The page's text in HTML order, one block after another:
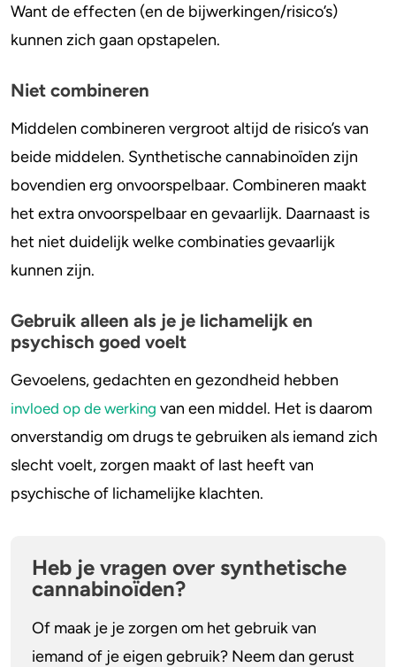
Want de effecten (en de bijwerkingen/risico’s)
kunnen zich gaan opstapelen.
Niet combineren
Middelen combineren vergroot altijd de risico’s van
beide middelen. Synthetische cannabinoïden zijn
bovendien erg onvoorspelbaar. Combineren maakt
het extra onvoorspelbaar en gevaarlijk. Daarnaast is
het niet duidelijk welke combinaties gevaarlijk
kunnen zijn.
Gebruik alleen als je je lichamelijk en
psychisch goed voelt
Gevoelens, gedachten en gezondheid hebben
invloed op de werking van een middel. Het is daarom
onverstandig om drugs te gebruiken als iemand zich
slecht voelt, zorgen maakt of last heeft van
psychische of lichamelijke klachten.
Heb je vragen over synthetische
cannabinoïden?
Of maak je je zorgen om het gebruik van
iemand of je eigen gebruik? Neem dan gerust